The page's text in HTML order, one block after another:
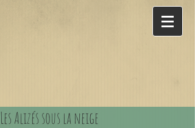
Les Alizés sous la neige